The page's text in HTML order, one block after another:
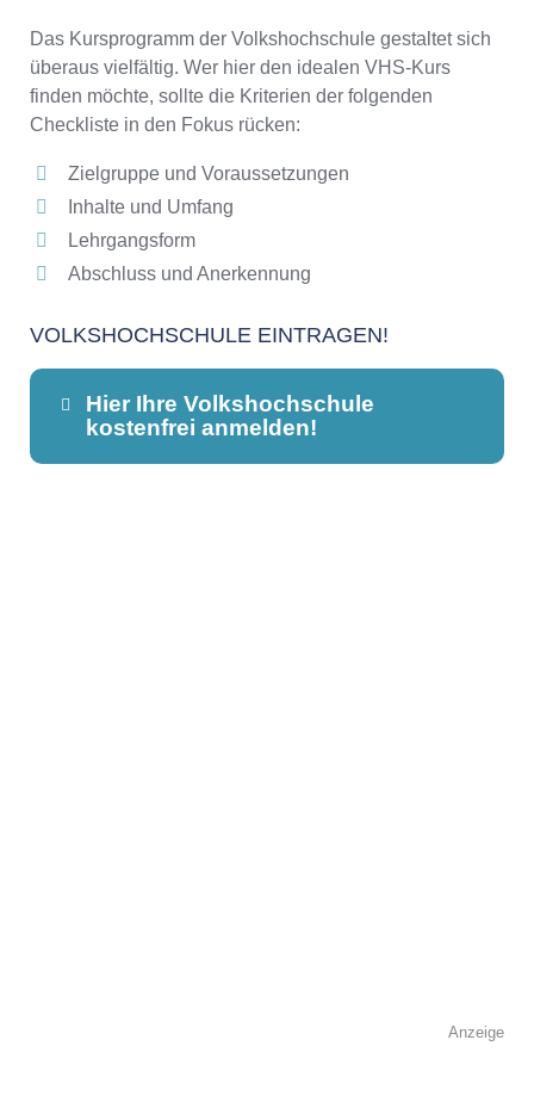
Das Kursprogramm der Volkshochschule gestaltet sich
überaus vielfältig. Wer hier den idealen VHS-Kurs
finden möchte, sollte die Kriterien der folgenden
Checkliste in den Fokus rücken:
Zielgruppe und Voraussetzungen
Inhalte und Umfang
Lehrgangsform
Abschluss und Anerkennung
VOLKSHOCHSCHULE EINTRAGEN!
Hier Ihre Volkshochschule
kostenfrei anmelden!
Anzeige